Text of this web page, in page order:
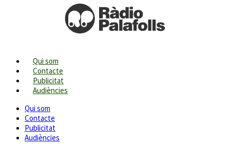
Qui som
Contacte
Publicitat
Audiències
Qui som
Contacte
Publicitat
Audiències